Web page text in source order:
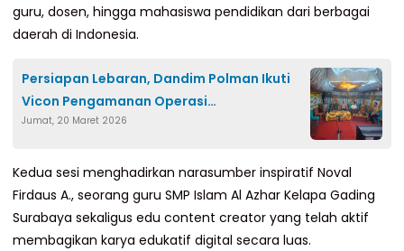
guru, dosen, hingga mahasiswa pendidikan dari berbagai
daerah di Indonesia.
Persiapan Lebaran, Dandim Polman Ikuti
Vicon Pengamanan Operasi
Ketupat Bersama Kapolri dan Panglima TNI
Jumat, 20 Maret 2026
Kedua sesi menghadirkan narasumber inspiratif Noval
Firdaus A., seorang guru SMP Islam Al Azhar Kelapa Gading
Surabaya sekaligus edu content creator yang telah aktif
membagikan karya edukatif digital secara luas.